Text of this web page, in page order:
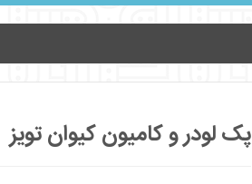
پک لودر و کامیون کیوان تویز